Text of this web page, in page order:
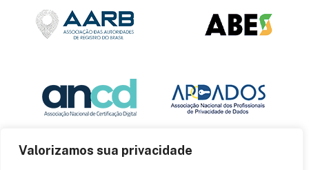
Valorizamos sua privacidade